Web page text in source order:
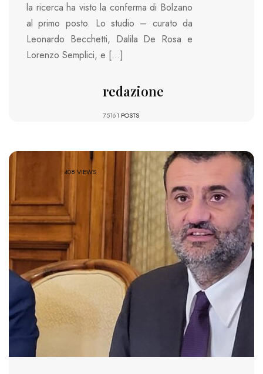
la ricerca ha visto la conferma di Bolzano
al primo posto. Lo studio – curato da
Leonardo Becchetti, Dalila De Rosa e
Lorenzo Semplici, e […]
redazione
75161 POSTS
408 VIEWS